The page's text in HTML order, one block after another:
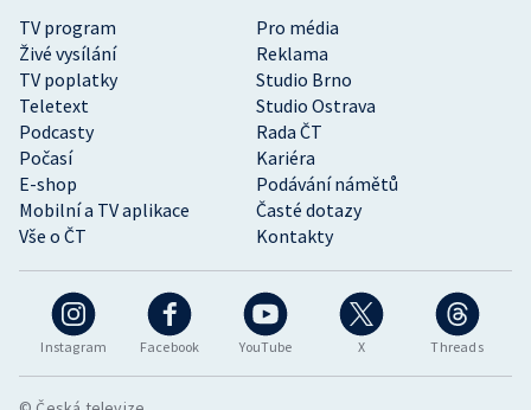
Instagram Facebook YouTube X Threads
TV program
Pro média
Živé vysílání
Reklama
TV poplatky
Studio Brno
Teletext
Studio Ostrava
Podcasty
Rada ČT
Počasí
Kariéra
E-shop
Podávání námětů
Mobilní a TV aplikace
Časté dotazy
Vše o ČT
Kontakty